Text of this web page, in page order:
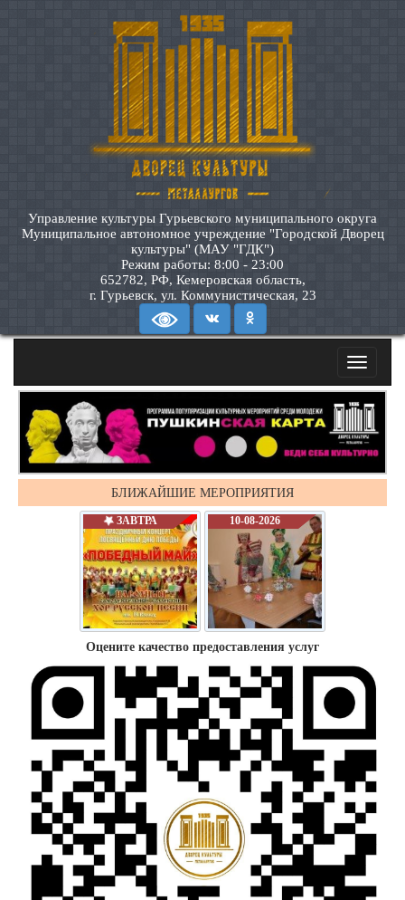
Управление культуры Гурьевского муниципального округа
Муниципальное автономное учреждение "Городской Дворец
культуры" (МАУ "ГДК")
Режим работы: 8:00 - 23:00
652782, РФ, Кемеровская область,
г. Гурьевск, ул. Коммунистическая, 23
Toggle
БЛИЖАЙШИЕ МЕРОПРИЯТИЯ
ЗАВТРА 10-08-2026
Оцените качество предоставления услуг